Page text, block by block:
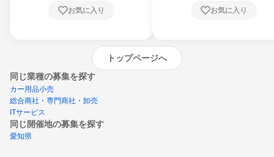
お気に入り お気に入り
トップページへ
同じ業種の募集を探す
カー用品小売
総合商社・専門商社・卸売
ITサービス
同じ開催地の募集を探す
愛知県